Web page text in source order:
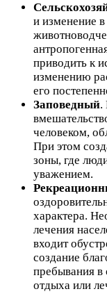
и изменение
приводить к
изменению
его
Заповедный.
человеком,
При этом
зоны, где
уважением.
характера.
лечения
входит
создание
пребывания в
отдыха или